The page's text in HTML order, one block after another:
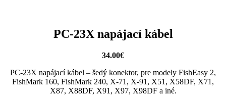
PC-23X napájací kábel
34.00€
PC-23X napájací kábel – šedý konektor, pre modely FishEasy 2,
FishMark 160, FishMark 240, X-71, X-91, X51, X58DF, X71,
X87, X88DF, X91, X97, X98DF a iné.